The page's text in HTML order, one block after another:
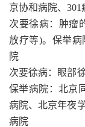
京协和病院、
次要徐病：肿瘤
放疗等)。保举
院
次要徐病：眼部
保举病院：北京
病院、北京年夜
病院